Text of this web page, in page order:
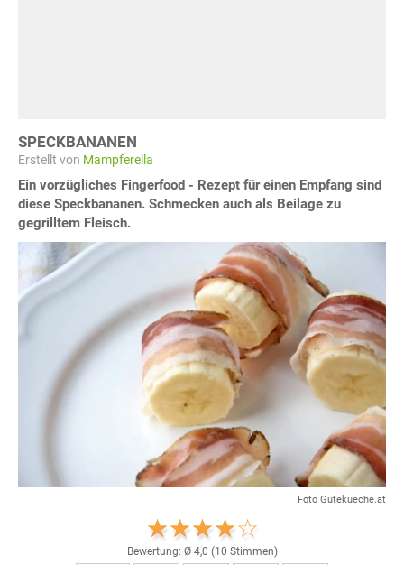
SPECKBANANEN
Erstellt von Mampferella
Ein vorzügliches Fingerfood - Rezept für einen Empfang sind
diese Speckbananen. Schmecken auch als Beilage zu
gegrilltem Fleisch.
Foto Gutekueche.at
Bewertung: Ø 4,0 (10 Stimmen)